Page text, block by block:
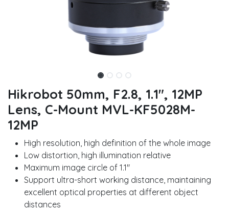
Hikrobot 50mm, F2.8, 1.1", 12MP
Lens, C-Mount MVL-KF5028M-
12MP
High resolution, high definition of the whole image
Low distortion, high illumination relative
Maximum image circle of 1.1"
Support ultra-short working distance, maintaining
excellent optical properties at different object
distances